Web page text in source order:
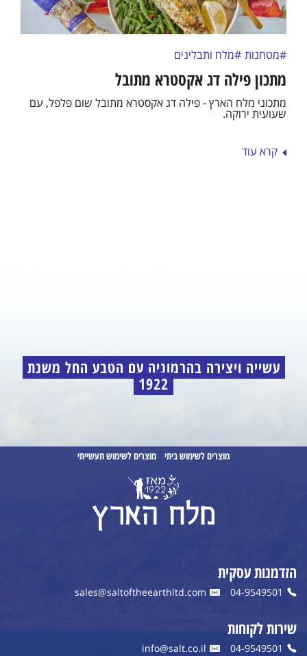
#מטחנות #מלח ותבלינים
מתכון פילה דג אקסטרא מתובל
מתכוני מלח הארץ - פילה דג אקסטרא מתובל שום פלפל, עם
שעועית ירוקה.
קרא עוד
עשייה ויצירה בהרמוניה עם הטבע החל משנת
1922
מוצרים לשימוש ביתי מוצרים לשימוש תעשייתי
הזדמנות עסקית
04-9549501
sales@saltoftheearthltd.com
שירות לקוחות
04-9549501
info@salt.co.il